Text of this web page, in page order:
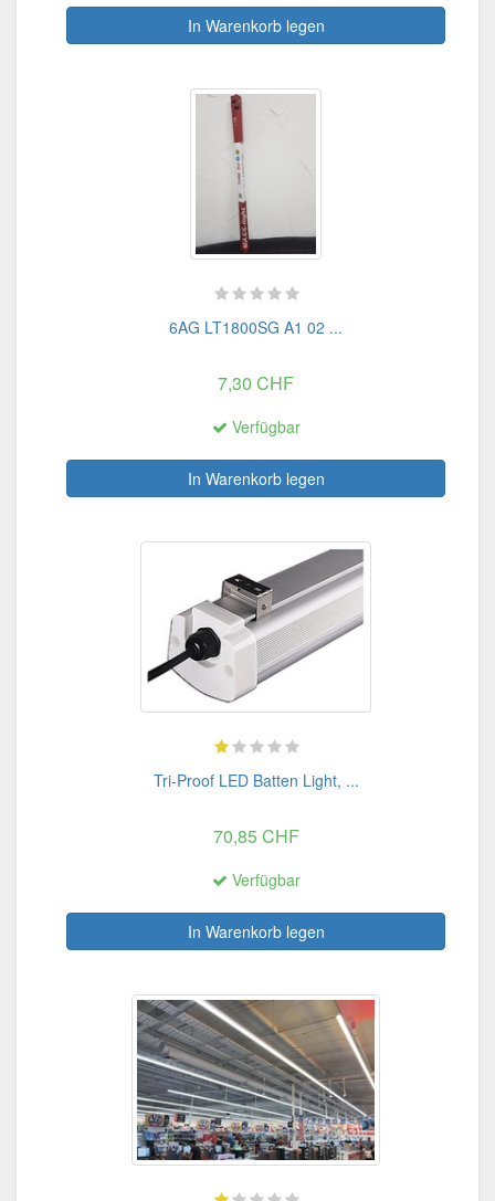
In Warenkorb legen
6AG LT1800SG A1 02 ...
7,30 CHF
Verfügbar
In Warenkorb legen
Tri-Proof LED Batten Light, ...
70,85 CHF
Verfügbar
In Warenkorb legen